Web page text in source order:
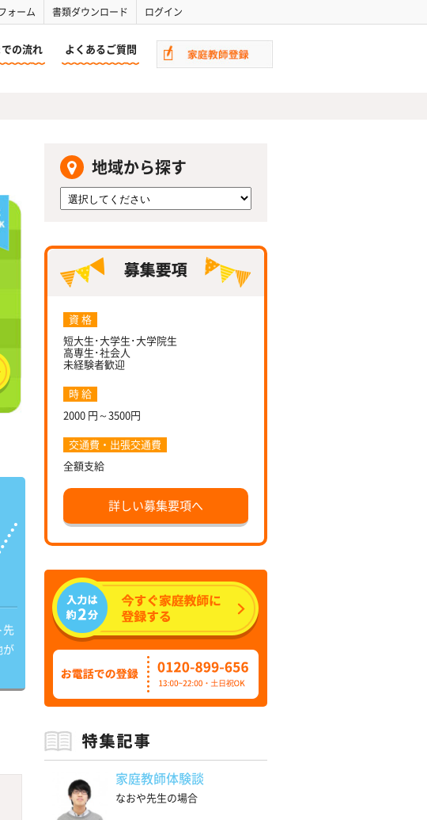
ォーム 書類ダウンロード ログイン
の流れ よくあるご質問
先
が
地域から探す
資 格
短大生･大学生･大学院生
高専生･社会人
未経験者歓迎
時 給
2000 円～3500円
交通費・出張交通費
全額支給
詳しい募集要項へ
家庭教師体験談
なおや先生の場合